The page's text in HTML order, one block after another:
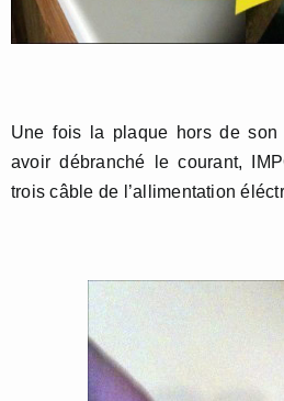
Une fois la plaque hors de son
avoir débranché le courant,
trois câble de l’allimentation